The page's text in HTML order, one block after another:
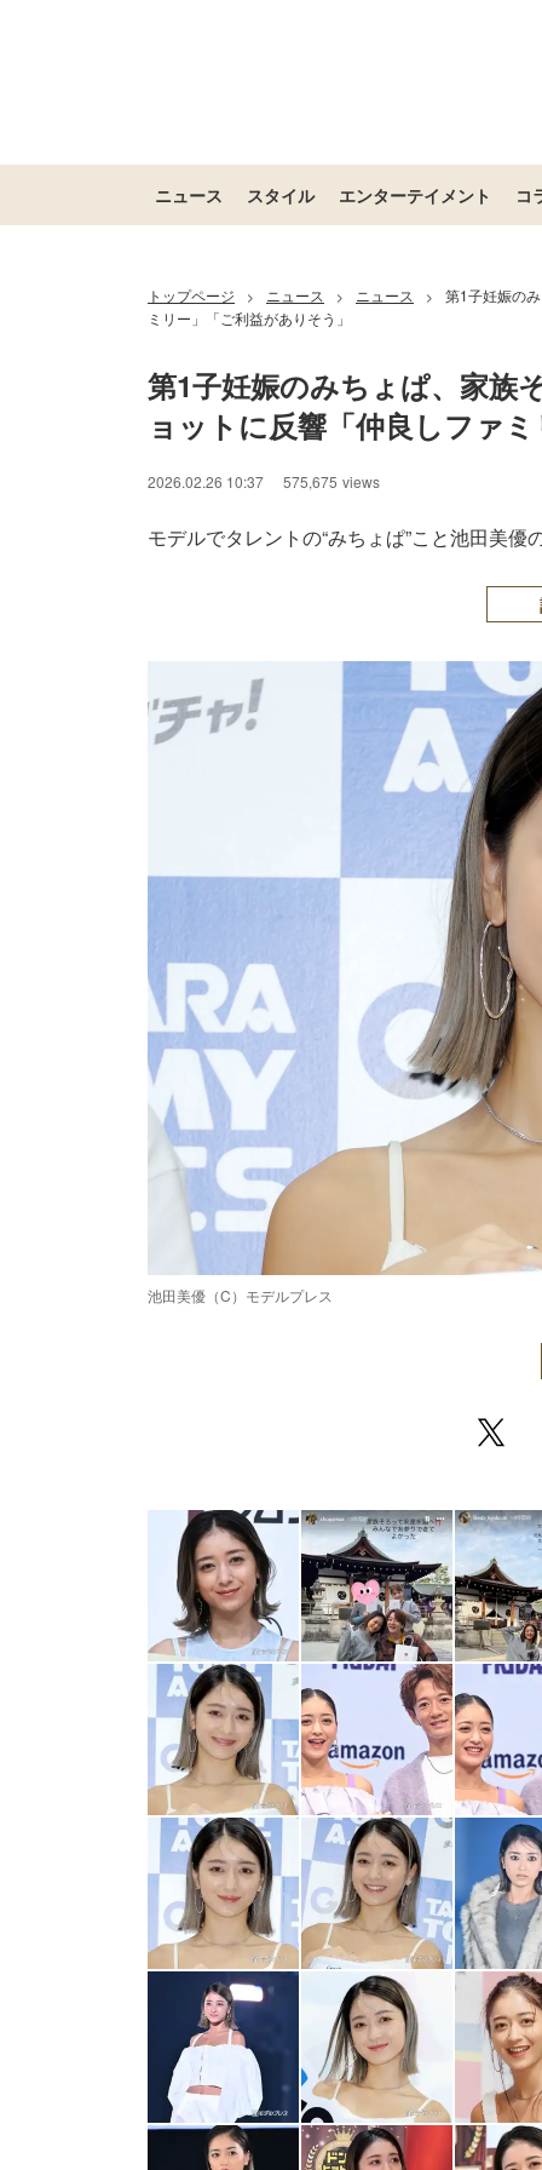
ニュース スタイル エンターテイメント コ
トップページ > ニュース > ニュース >
第1子妊娠の
ミリー」「ご利益がありそう」
第1子妊娠のみちょぱ、家族
ョットに反響「仲良しファ
2026.02.26 10:37 575,675 views
モデルでタレントの“みちょぱ”こと池田美
池田美優（C）モデルプレス